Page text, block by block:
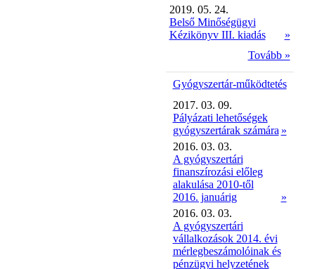
2019. 05. 24.
Belső Minőségügyi
Kézikönyv III. kiadás
»
Tovább »
Gyógyszertár-működtetés
2017. 03. 09.
Pályázati lehetőségek
gyógyszertárak számára »
2016. 03. 03.
A gyógyszertári
finanszírozási előleg
alakulása 2010-től
2016. januárig
»
2016. 03. 03.
A gyógyszertári
vállalkozások 2014. évi
mérlegbeszámolóinak és
pénzügyi helyzetének